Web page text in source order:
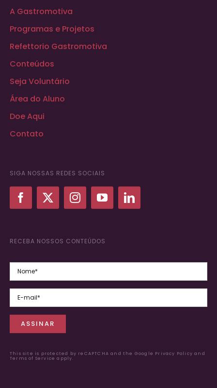
A Gastromotiva
Programas e Projetos
Refettorio Gastromotiva
Conteúdos
Seja Voluntário
Área do Aluno
Doe Aqui
Contato
SIGA NOSSAS REDES SOCIAIS
RECEBA NOSSOS CONTEÚDOS
This site is protected by reCAPTCHA and the Google Privacy Policy and
Terms of Service apply.